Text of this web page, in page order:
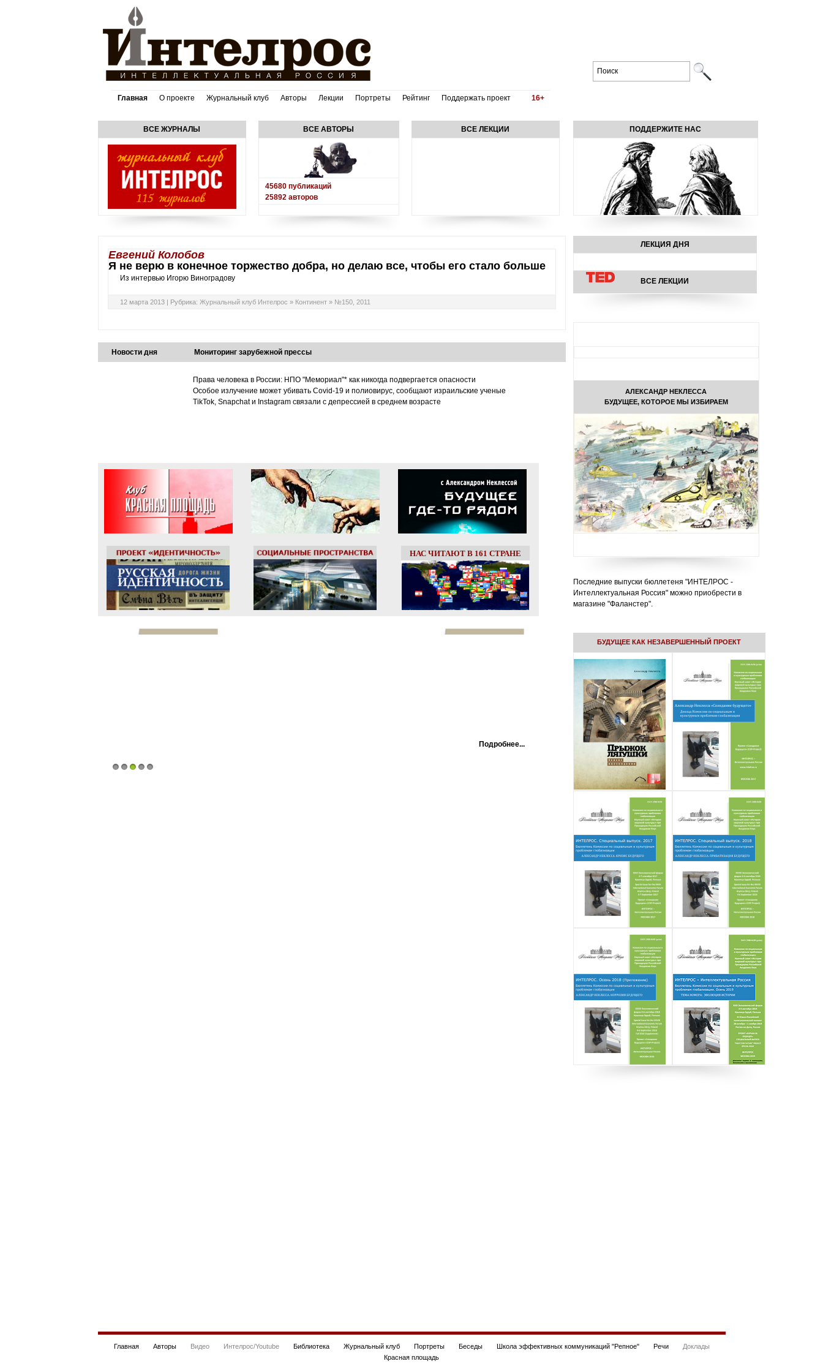
Главная О проекте Журнальный клуб Авторы Лекции Портреты Рейтинг Поддержать проект 16+
ВСЕ ЖУРНАЛЫ ВСЕ АВТОРЫ
45680публикаций
25892авторов
ВСЕ ЛЕКЦИИ
Евгений Колобов
Я не верю в конечное торжество добра, но делаю все, чтобы его стало больше
Из интервью Игорю Виноградову
12 марта 2013 | Рубрика: Журнальный клуб Интелрос » Континент» №150, 2011
Новости дня Мониторинг зарубежной прессы
Права человека в России: НПО "Мемориал"* как никогда подвергается опасности
Особое излучение может убивать Covid-19 и полиовирус, сообщают израильские ученые
TikTok, Snapchat и Instagram связали с депрессией в среднем возрасте
НАС ЧИТАЮТ В 161 СТРАНЕ
Подробнее...
ПОДДЕРЖИТЕ НАС
ЛЕКЦИЯ ДНЯ
ВСЕ ЛЕКЦИИ
АЛЕКСАНДР НЕКЛЕССА
БУДУЩЕЕ, КОТОРОЕ МЫ ИЗБИРАЕМ
Последние выпуски бюллетеня "ИНТЕЛРОС -
Интеллектуальная Россия" можно приобрести в
магазине "Фаланстер".
БУДУЩЕЕ КАК НЕЗАВЕРШЕННЫЙ ПРОЕКТ
Главная Авторы Видео Интелрос/Youtube Библиотека Журнальный клуб Портреты Беседы Школа эффективных коммуникаций "Репное" Речи
Доклады
Красная площадь